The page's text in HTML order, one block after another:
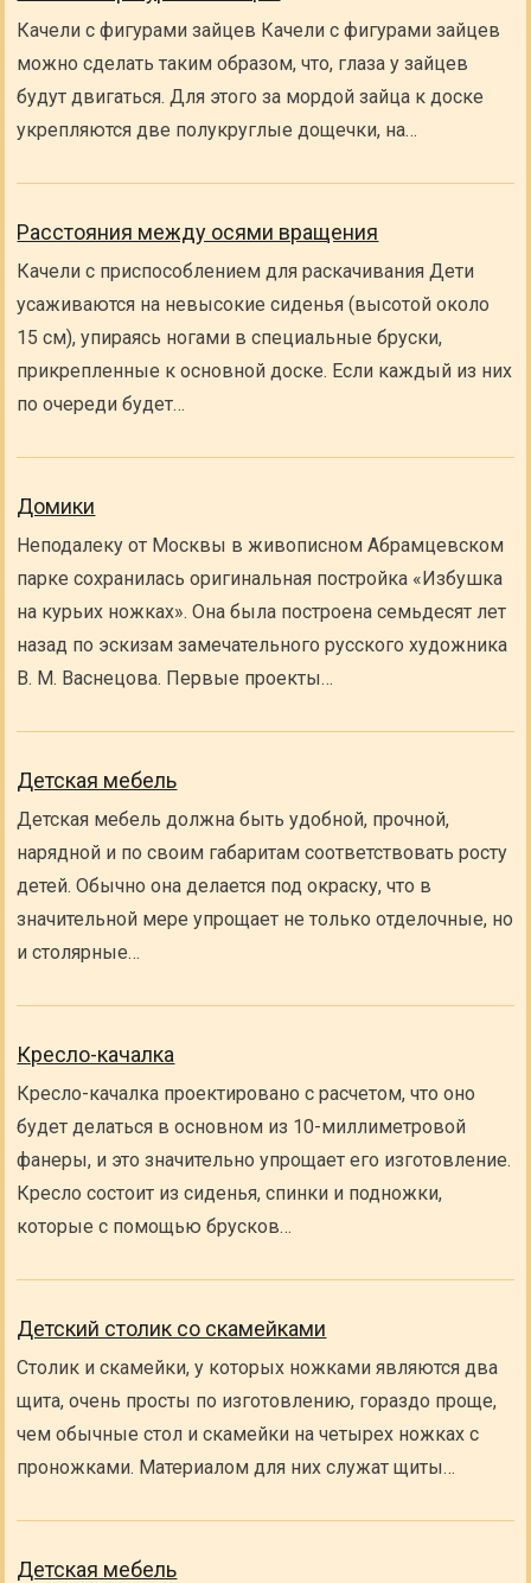
Качели с фигурами зайцев Качели с фигурами зайцев
можно сделать таким образом, что, глаза у зайцев
будут двигаться. Для этого за мордой зайца к доске
укрепляются две полукруглые дощечки, на…
Расстояния между осями вращения
Качели с приспособлением для раскачивания Дети
усаживаются на невысокие сиденья (высотой около
15 см), упираясь ногами в специальные бруски,
прикрепленные к основной доске. Если каждый из них
по очереди будет…
Домики
Неподалеку от Москвы в живописном Абрамцевском
парке сохранилась оригинальная постройка «Избушка
на курьих ножках». Она была построена семьдесят лет
назад по эскизам замечательного русского художника
В. М. Васнецова. Первые проекты…
Детская мебель
Детская мебель должна быть удобной, прочной,
нарядной и по своим габаритам соответствовать росту
детей. Обычно она делается под окраску, что в
значительной мере упрощает не только отделочные, но
и столярные…
Кресло-качалка
Кресло-качалка проектировано с расчетом, что оно
будет делаться в основном из 10-миллиметровой
фанеры, и это значительно упрощает его изготовление.
Кресло состоит из сиденья, спинки и подножки,
которые с помощью брусков…
Детский столик со скамейками
Столик и скамейки, у которых ножками являются два
щита, очень просты по изготовлению, гораздо проще,
чем обычные стол и скамейки на четырех ножках с
проножками. Материалом для них служат щиты…
Детская мебель